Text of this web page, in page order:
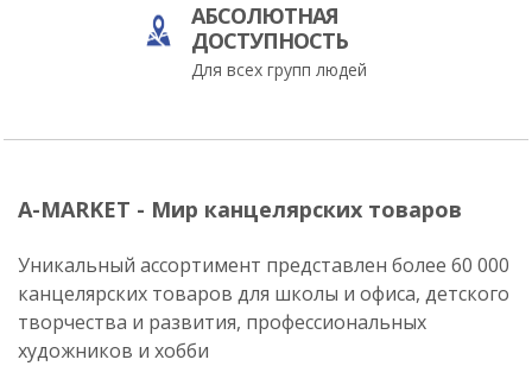
АБСОЛЮТНАЯ
ДОСТУПНОСТЬ
Для всех групп людей
A-MARKET - Мир канцелярских товаров
Уникальный ассортимент представлен более 60 000
канцелярских товаров для школы и офиса, детского
творчества и развития, профессиональных
художников и хобби